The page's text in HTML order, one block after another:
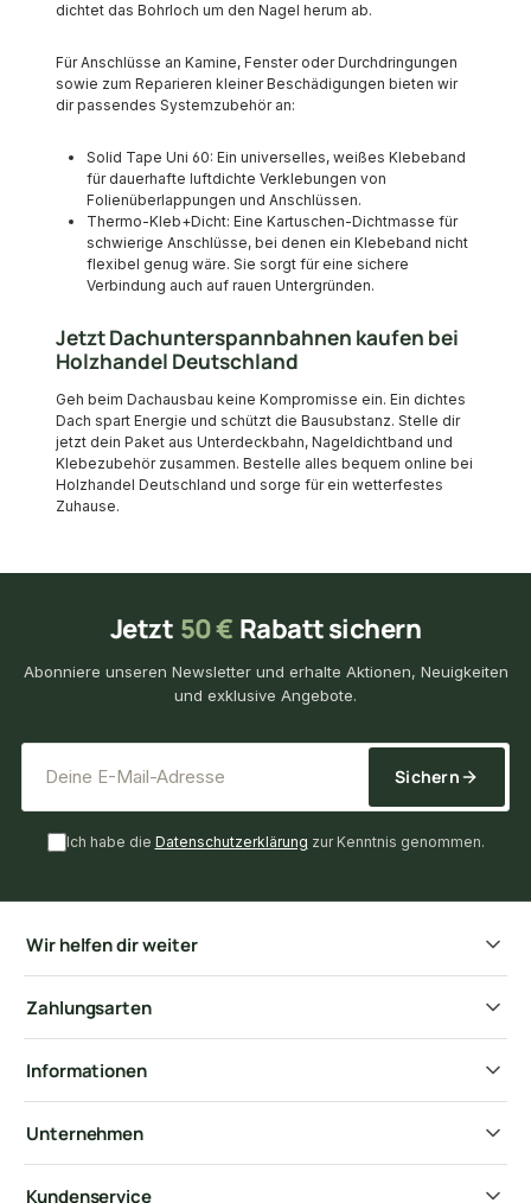
dichtet das Bohrloch um den Nagel herum ab.
Für Anschlüsse an Kamine, Fenster oder Durchdringungen
sowie zum Reparieren kleiner Beschädigungen bieten wir
dir passendes Systemzubehör an:
Solid Tape Uni 60: Ein universelles, weißes Klebeband
für dauerhafte luftdichte Verklebungen von
Folienüberlappungen und Anschlüssen.
Thermo-Kleb+Dicht: Eine Kartuschen-Dichtmasse für
schwierige Anschlüsse, bei denen ein Klebeband nicht
flexibel genug wäre. Sie sorgt für eine sichere
Verbindung auch auf rauen Untergründen.
Jetzt Dachunterspannbahnen kaufen bei
Holzhandel Deutschland
Geh beim Dachausbau keine Kompromisse ein. Ein dichtes
Dach spart Energie und schützt die Bausubstanz. Stelle dir
jetzt dein Paket aus Unterdeckbahn, Nageldichtband und
Klebezubehör zusammen. Bestelle alles bequem online bei
Holzhandel Deutschland und sorge für ein wetterfestes
Zuhause.
Jetzt 50 € Rabatt sichern
Abonniere unseren Newsletter und erhalte Aktionen, Neuigkeiten
und exklusive Angebote.
Sichern
Ich habe die Datenschutzerklärung zur Kenntnis genommen.
Wir helfen dir weiter
Zahlungsarten
Informationen
Unternehmen
Kundenservice